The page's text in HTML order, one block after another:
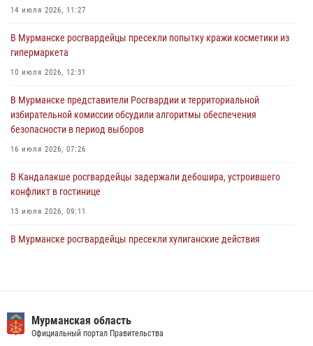
антитеррористической защищенности для членов избирательных
31 июля 2026, 08:48 3
Сотрудники Росгвардии задержали мужчину, не оплатившего счет в
30 июля 2026, 14:09
В Управлении Росгвардии по Мурманской области прошло пожарно-
тактическое занятие совместно с МЧС России
14 июля 2026, 11:27
В Мурманске росгвардейцы пресекли попытку кражи косметики из
гипермаркета
10 июля 2026, 12:31
В Мурманске представители Росгвардии и территориальной
избирательной комиссии обсудили алгоритмы обеспечения
безопасности в период выборов
16 июля 2026, 07:26
В Кандалакше росгвардейцы задержали дебошира, устроившего
конфликт в гостинице
13 июля 2026, 09:11
В Мурманске росгвардейцы пресекли хулиганские действия
В Мурманске сотрудники Росгвардии задержали мужчину,
скрывавшегося от правосудия
Мурманская область
Официальный портал Правительства